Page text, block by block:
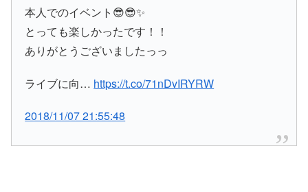
本人でのイベント😎😎✨
とっても楽しかったです！！
ありがとうございましたっっ
ライブに向… https://t.co/71nDvIRYRW
2018/11/07 21:55:48